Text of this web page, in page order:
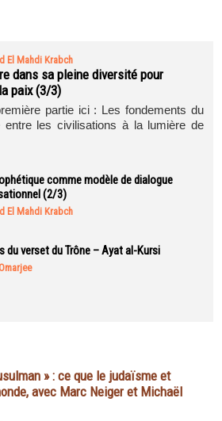
El Mahdi Krabch
dans sa pleine diversité pour
paix (3/3)
partie ici : Les fondements du
entre les civilisations à la lumière de
comme modèle de dialogue
(2/3)
El Mahdi Krabch
du verset du Trône – Ayat al-Kursi
» : ce que le judaïsme et
avec Marc Neiger et Michaël